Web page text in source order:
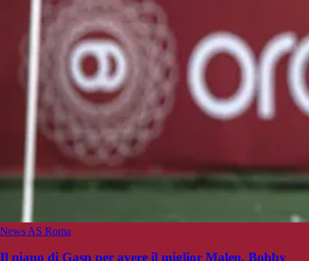
News AS Roma
Il piano di Gasp per avere il miglior Malen. Bobby